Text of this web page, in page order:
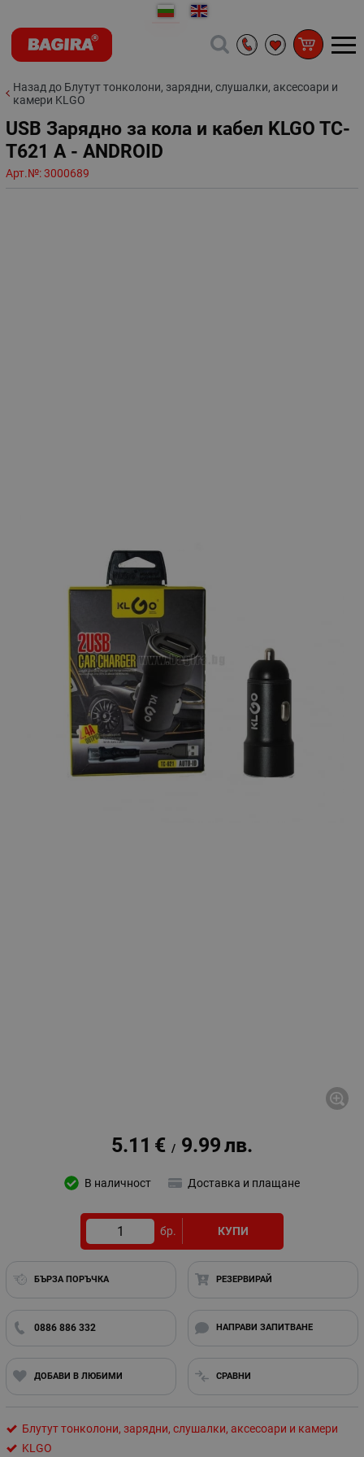
Назад до Блутут тонколони, зарядни, слушалки, аксесоари и
камери KLGO
USB Зарядно за кола и кабел KLGO TC-
T621 A - ANDROID
Арт.№:3000689
5.11 € / 9.99лв.
В наличност Доставка и плащане
бр. КУПИ
БЪРЗА ПОРЪЧКА РЕЗЕРВИРАЙ
0886 886 332 НАПРАВИ ЗАПИТВАНЕ
ДОБАВИ В ЛЮБИМИ СРАВНИ
Блутут тонколони, зарядни, слушалки, аксесоари и камери
KLGO